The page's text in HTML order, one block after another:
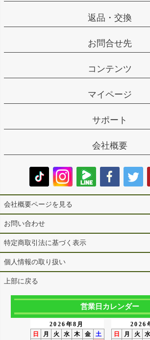
返品・交換
お問合せ先
コンテンツ
マイページ
サポート
会社概要
会社概要ページを見る
お問い合わせ
特定商取引法に基づく表示
個人情報の取り扱い
上部に戻る
営業日カレンダー